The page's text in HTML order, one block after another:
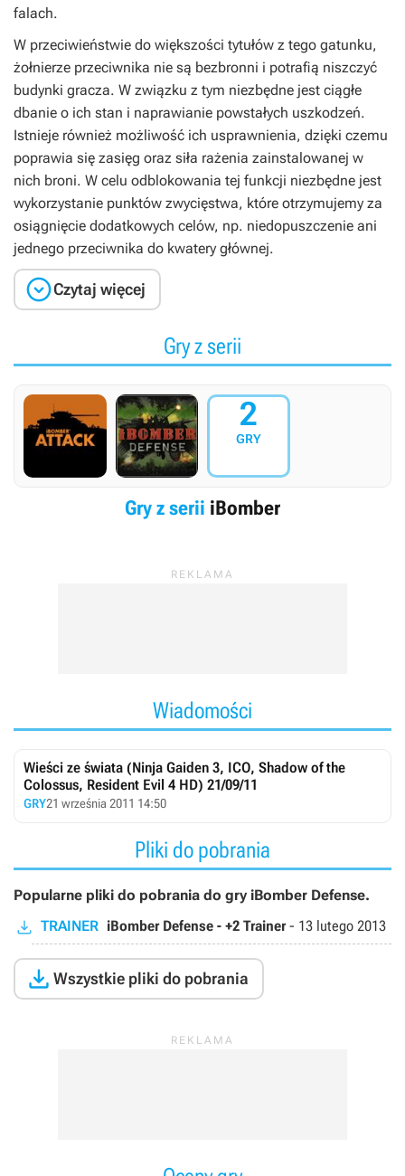
falach.
W przeciwieństwie do większości tytułów z tego gatunku,
żołnierze przeciwnika nie są bezbronni i potrafią niszczyć
budynki gracza. W związku z tym niezbędne jest ciągłe
dbanie o ich stan i naprawianie powstałych uszkodzeń.
Istnieje również możliwość ich usprawnienia, dzięki czemu
poprawia się zasięg oraz siła rażenia zainstalowanej w
nich broni. W celu odblokowania tej funkcji niezbędne jest
wykorzystanie punktów zwycięstwa, które otrzymujemy za
osiągnięcie dodatkowych celów, np. niedopuszczenie ani
jednego przeciwnika do kwatery głównej.
Czytaj więcej
Gry z serii
2
GRY
Gry z serii iBomber
Wiadomości
Wieści ze świata (Ninja Gaiden 3, ICO, Shadow of the
Colossus, Resident Evil 4 HD) 21/09/11
GRY21 września 2011 14:50
Pliki do pobrania
Popularne pliki do pobrania do gry iBomber Defense.
TRAINER iBomber Defense - +2 Trainer- 13 lutego 2013
 Wszystkie pliki do pobrania